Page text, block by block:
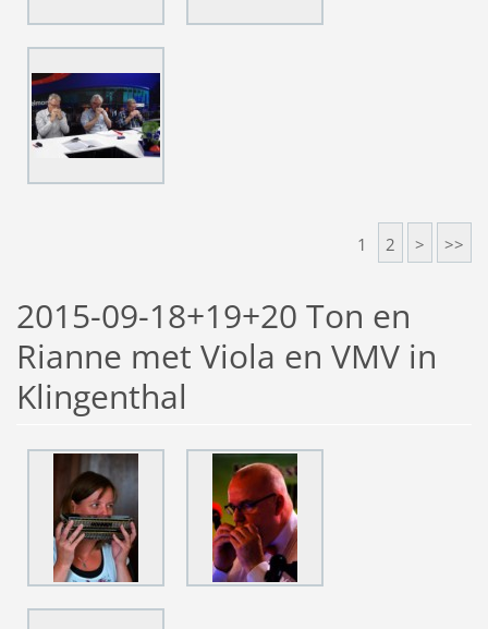
1 2 > >>
2015-09-18+19+20 Ton en
Rianne met Viola en VMV in
Klingenthal